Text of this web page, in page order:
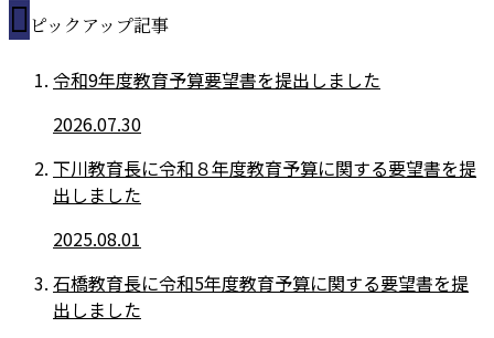
ピックアップ記事
令和9年度教育予算要望書を提出しました
2026.07.30
下川教育長に令和８年度教育予算に関する要望書を提
出しました
2025.08.01
石橋教育長に令和5年度教育予算に関する要望書を提
出しました